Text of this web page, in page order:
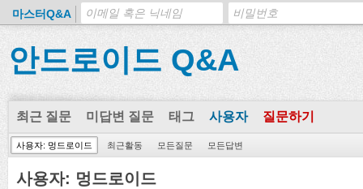
마스터Q&A
안드로이드 Q&A
최근 질문 미답변 질문 태그 사용자 질문하기
사용자: 멍드로이드 최근활동 모든질문 모든답변
사용자: 멍드로이드